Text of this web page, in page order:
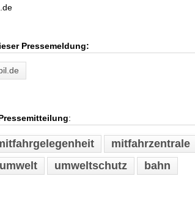
Pressemeldung:
:
mitfahrzentrale
umwelt umweltschutz bahn